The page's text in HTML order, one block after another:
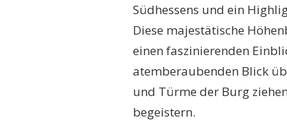
Südhessens und ein
Diese majestätische
einen faszinierenden
atemberaubenden Blick
und Türme der Burg
begeistern.